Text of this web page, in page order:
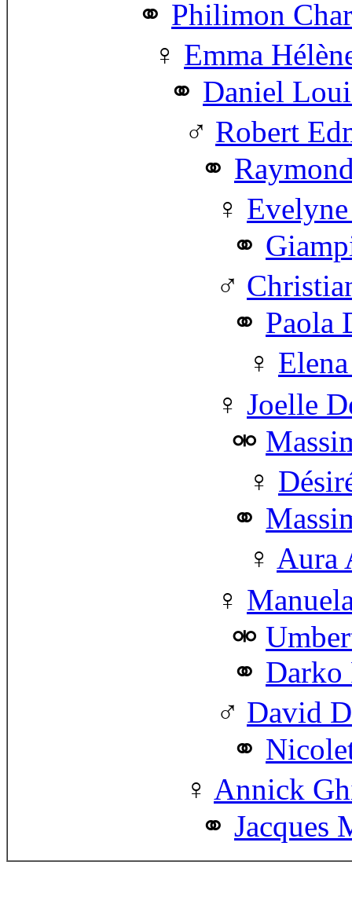
Philimon
Emma
Daniel
Robert
Paola
Joelle
Aura
Darko
David
Annick
Jacques